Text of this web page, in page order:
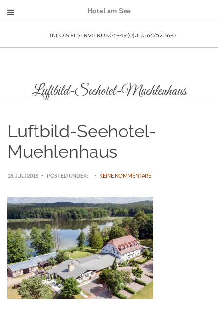
Hotel am See
INFO & RESERVIERUNG: ­+49 (0)3 33 66/52 36-0
Luftbild-Seehotel-Muehlenhaus
Luftbild-Seehotel-
Muehlenhaus
18. JULI 2016 POSTED UNDER: KEINE KOMMENTARE